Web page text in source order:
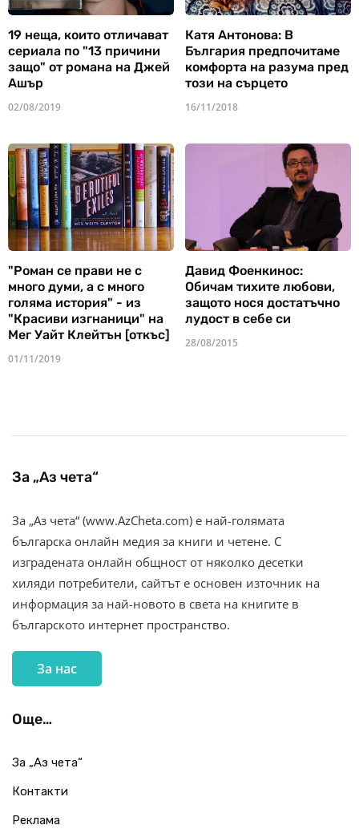
19 неща, които отличават
сериала по "13 причини
защо" от романа на Джей
Ашър
02/08/2019
Катя Антонова: В
България предпочитаме
комфорта на разума пред
този на сърцето
16/11/2018
"Роман се прави не с
много думи, а с много
голяма история" - из
"Красиви изгнаници" на
Мег Уайт Клейтън [откъс]
01/11/2019
Давид Фоенкинос:
Обичам тихите любови,
защото нося достатъчно
лудост в себе си
28/08/2015
За „Аз чета“
За „Аз чета“ (www.AzCheta.com) е най-голямата
българска онлайн медия за книги и четене. С
изградената онлайн общност от няколко десетки
хиляди потребители, сайтът е основен източник на
информация за най-новото в света на книгите в
българското интернет пространство.
За нас
Още…
За „Аз чета“
Контакти
Реклама